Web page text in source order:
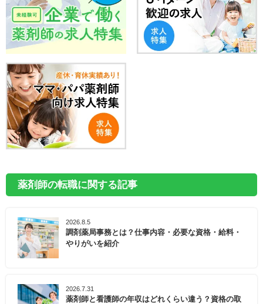
薬剤師の転職に関する記事
2026.8.5
調剤薬局事務とは？仕事内容・必要な資格・給料・
やりがいを紹介
2026.7.31
薬剤師と看護師の年収はどれくらい違う？資格の取